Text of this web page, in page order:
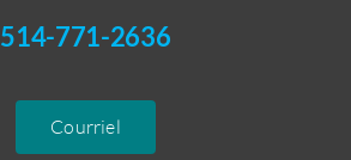
514-771-2636
Courriel